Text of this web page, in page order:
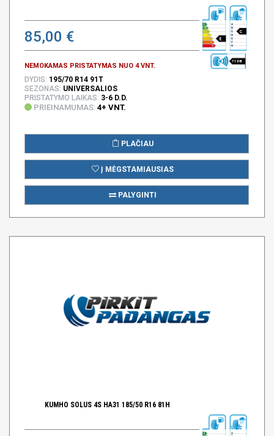
85,00 €
NEMOKAMAS PRISTATYMAS NUO 4 VNT.
E
C
71 DB
DYDIS: 195/70 R14 91T
SEZONAS: UNIVERSALIOS
PRISTATYMO LAIKAS: 3-6 D.D.
PRIEINAMUMAS: 4+ VNT.
PLAČIAU
Į MĖGSTAMIAUSIAS
PALYGINTI
KUMHO SOLUS 4S HA31 185/50 R16 81H